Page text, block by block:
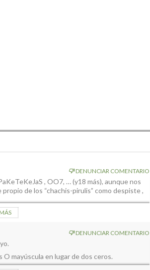
DENUNCIAR COMENTARIO
, OO7, … (y18 más), aunque nos
de los “chachis-pirulis” como despiste ,
mismas majaderías, sin atender al tema
qué cruz!
DENUNCIAR COMENTARIO
mayúscula en lugar de dos ceros.